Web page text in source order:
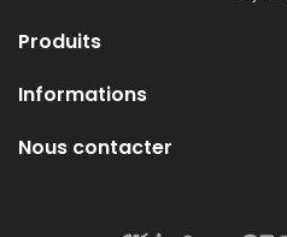
Produits
Informations
Nous contacter